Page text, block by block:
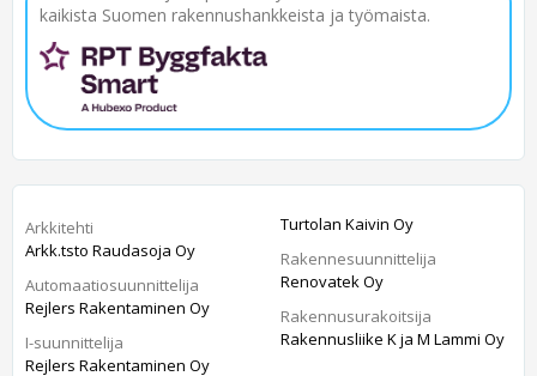
kaikista Suomen rakennushankkeista ja työmaista.
Arkkitehti
Arkk.tsto Raudasoja Oy
Automaatiosuunnittelija
Rejlers Rakentaminen Oy
I-suunnittelija
Rejlers Rakentaminen Oy
Turtolan Kaivin Oy
Rakennesuunnittelija
Renovatek Oy
Rakennusurakoitsija
Rakennusliike K ja M Lammi Oy